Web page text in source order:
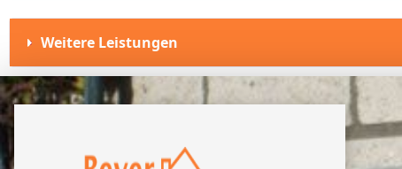
Weitere Leistungen